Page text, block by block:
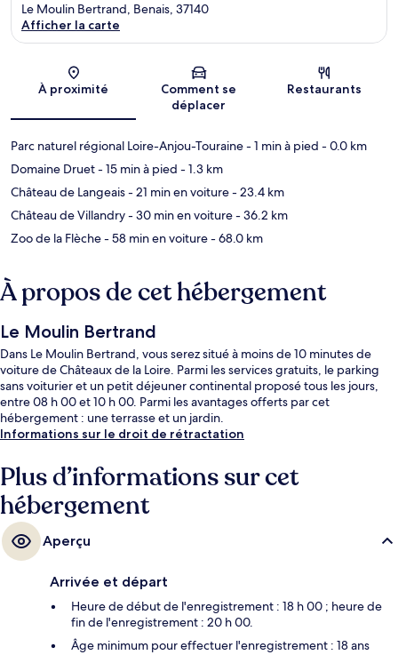
Carte
Le Moulin Bertrand, Benais, 37140
Afficher la carte
À proximité
Comment se
déplacer
Restaurants
Parc naturel régional Loire-Anjou-Touraine- 1 min à pied - 0.0 km
Domaine Druet- 15 min à pied - 1.3 km
Château de Langeais- 21 min en voiture- 23.4 km
Château de Villandry- 30 min en voiture- 36.2 km
Zoo de la Flèche- 58 min en voiture- 68.0 km
À propos de cet hébergement
Le Moulin Bertrand
Dans Le Moulin Bertrand, vous serez situé à moins de 10 minutes de
voiture de Châteaux de la Loire. Parmi les services gratuits, le parking
sans voiturier et un petit déjeuner continental proposé tous les jours,
entre 08 h 00 et 10 h 00. Parmi les avantages offerts par cet
hébergement : une terrasse et un jardin.
Informations sur le droit de rétractation
Plus d’informations sur cet
hébergement
Aperçu
Arrivée et départ
Heure de début de l'enregistrement : 18 h 00 ; heure de
fin de l'enregistrement : 20 h 00.
Âge minimum pour effectuer l'enregistrement : 18 ans